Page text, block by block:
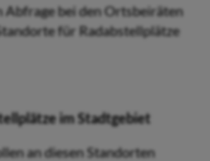
Abfrage bei den Ortsbeiräten
für Radabstellplätze
im Stadtgebiet
an diesen Standorten